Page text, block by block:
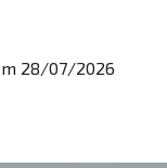
28/07/2026